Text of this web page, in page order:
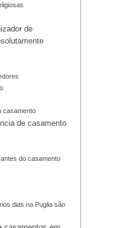
de
casamento
de casamento
do casamento
dias na Puglia são